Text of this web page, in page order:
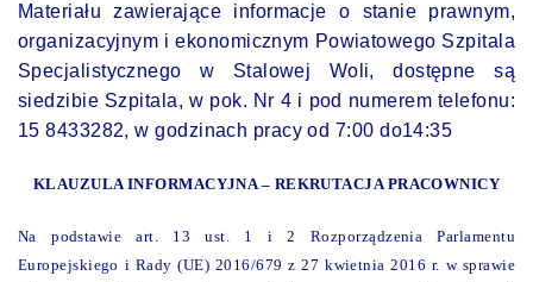
Materiału zawierające informacje o stanie prawnym,
organizacyjnym i ekonomicznym Powiatowego Szpitala
Specjalistycznego w Stalowej Woli, dostępne są
siedzibie Szpitala, w pok. Nr 4 i pod numerem telefonu:
15 8433282, w godzinach pracy od 7:00 do14:35
KLAUZULA INFORMACYJNA – REKRUTACJA PRACOWNICY
Na podstawie art. 13 ust. 1 i 2 Rozporządzenia Parlamentu
Europejskiego i Rady (UE) 2016/679 z 27 kwietnia 2016 r. w sprawie